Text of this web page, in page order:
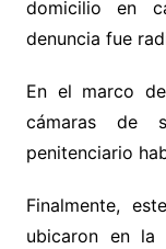
domicilio en
denuncia fue
En el marco
cámaras de
penitenciario
Finalmente,
ubicaron en